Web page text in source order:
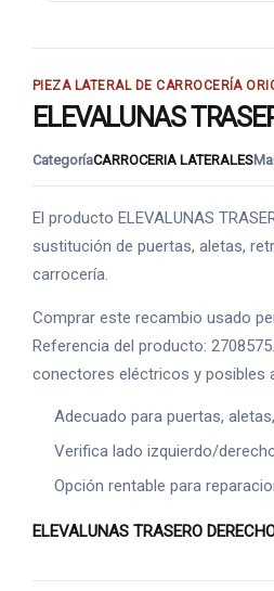
PIEZA LATERAL DE CARROCERÍA
ELEVALUNAS
CategoríaCARROCERIA LATERALES
El producto ELEVALUNAS
sustitución de puertas, aletas,
carrocería.
Comprar este recambio usado
Referencia del producto:
conectores eléctricos y posibles
Adecuado para puertas,
Verifica lado izquierdo/
Opción rentable para
ELEVALUNAS TRASERO